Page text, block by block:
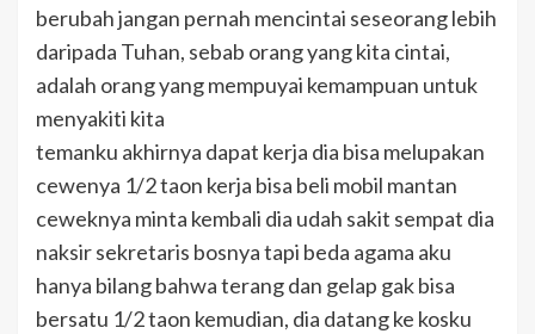
berubah jangan pernah mencintai seseorang lebih
daripada Tuhan, sebab orang yang kita cintai,
adalah orang yang mempuyai kemampuan untuk
menyakiti kita
temanku akhirnya dapat kerja dia bisa melupakan
cewenya 1/2 taon kerja bisa beli mobil mantan
ceweknya minta kembali dia udah sakit sempat dia
naksir sekretaris bosnya tapi beda agama aku
hanya bilang bahwa terang dan gelap gak bisa
bersatu 1/2 taon kemudian, dia datang ke kosku